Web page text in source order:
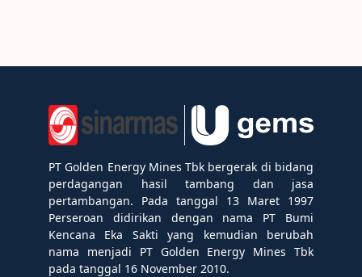
PT Golden Energy Mines Tbk bergerak di bidang
perdagangan hasil tambang dan jasa
pertambangan. Pada tanggal 13 Maret 1997
Perseroan didirikan dengan nama PT Bumi
Kencana Eka Sakti yang kemudian berubah
nama menjadi PT Golden Energy Mines Tbk
pada tanggal 16 November 2010.